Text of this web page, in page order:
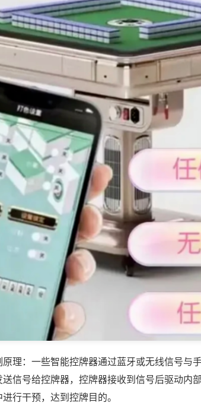
理：一些智能控牌器通过蓝牙或无线信号与
信号给控牌器，控牌器接收到信号后驱动内
行干预，达到控牌目的。